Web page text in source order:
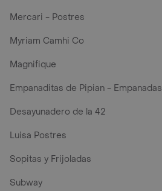
Mercari - Postres
Myriam Camhi Co
Magnifique
Empanaditas de Pipian - Empanadas
Desayunadero de la 42
Luisa Postres
Sopitas y Frijoladas
Subway